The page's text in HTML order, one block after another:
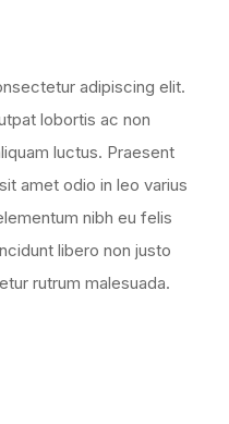
adipiscing elit.
lobortis ac non
luctus. Praesent
amet odio in leo varius
nibh eu felis
libero non justo
rutrum malesuada.